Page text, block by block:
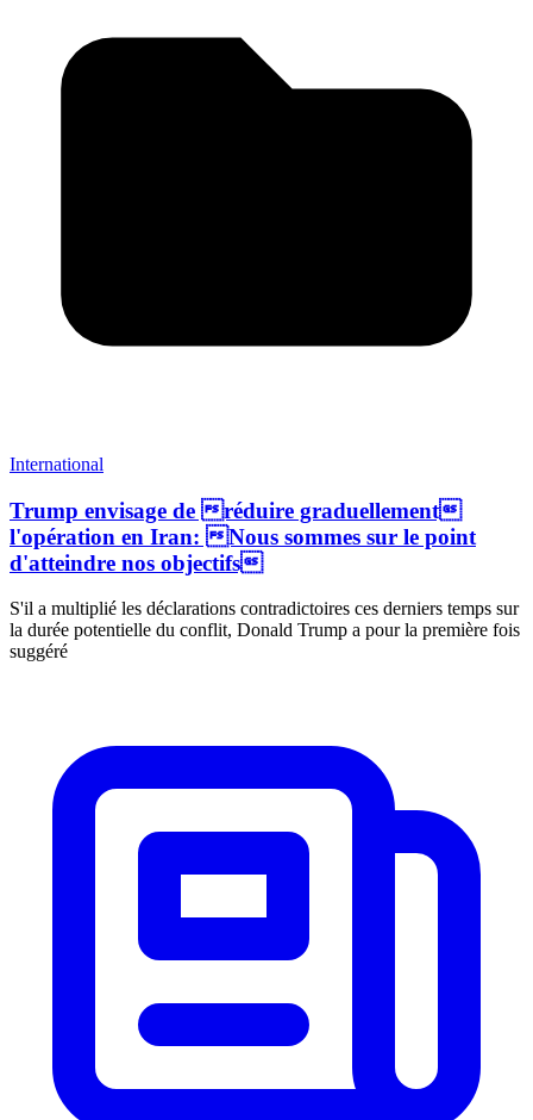
International
Trump envisage de réduire graduellement
l'opération en Iran: Nous sommes sur le point
d'atteindre nos objectifs
S'il a multiplié les déclarations contradictoires ces derniers temps sur
la durée potentielle du conflit, Donald Trump a pour la première fois
suggéré